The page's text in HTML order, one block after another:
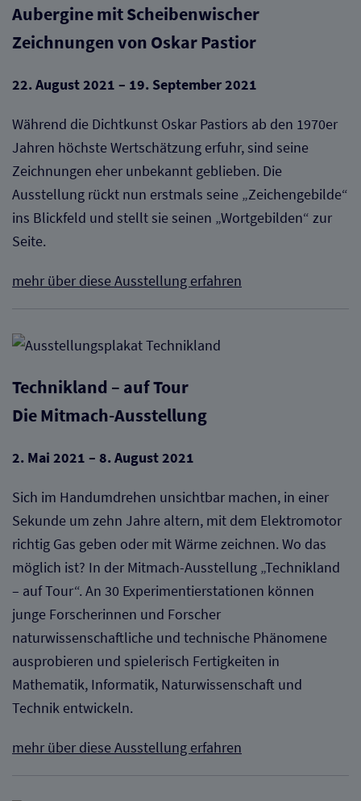
Aubergine mit Scheibenwischer
Zeichnungen von Oskar Pastior
22. August 2021 – 19. September 2021
Während die Dichtkunst Oskar Pastiors ab den 1970er
Jahren höchste Wertschätzung erfuhr, sind seine
Zeichnungen eher unbekannt geblieben. Die
Ausstellung rückt nun erstmals seine „Zeichengebilde“
ins Blickfeld und stellt sie seinen „Wortgebilden“ zur
Seite.
mehr über diese Ausstellung erfahren
Technikland – auf Tour
Die Mitmach-Ausstellung
2. Mai 2021 – 8. August 2021
Sich im Handumdrehen unsichtbar machen, in einer
Sekunde um zehn Jahre altern, mit dem Elektromotor
richtig Gas geben oder mit Wärme zeichnen. Wo das
möglich ist? In der Mitmach-Ausstellung „Technikland
– auf Tour“. An 30 Experimentierstationen können
junge Forscherinnen und Forscher
naturwissenschaftliche und technische Phänomene
ausprobieren und spielerisch Fertigkeiten in
Mathematik, Informatik, Naturwissenschaft und
Technik entwickeln.
mehr über diese Ausstellung erfahren